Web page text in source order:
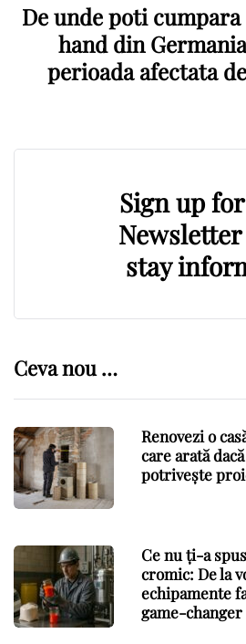
De unde poti
hand din
perioada afectata
Sign up
stay
Ceva nou …
Renovezi o
care arată
potrivește
Ce nu ți-a
cromic: De la
echipamente
game-